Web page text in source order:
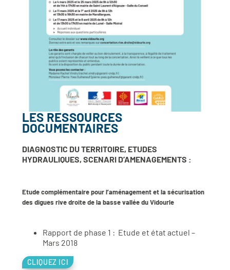
LES RESSOURCES
DOCUMENTAIRES
DIAGNOSTIC DU TERRITOIRE, ETUDES
HYDRAULIQUES, SCENARI D’AMENAGEMENTS :
Etude complémentaire pour l’aménagement et la sécurisation
des digues rive droite de la basse vallée du Vidourle
Rapport de phase 1 : Etude et état actuel –
Mars 2018
CLIQUEZ ICI